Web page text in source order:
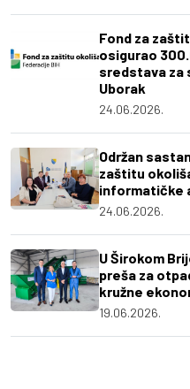
Fond za
osigurao
sredstava za
Uborak
24.06.2026.
Održan
zaštitu
informatičke
24.06.2026.
U Širokom
preša za
kružne
19.06.2026.